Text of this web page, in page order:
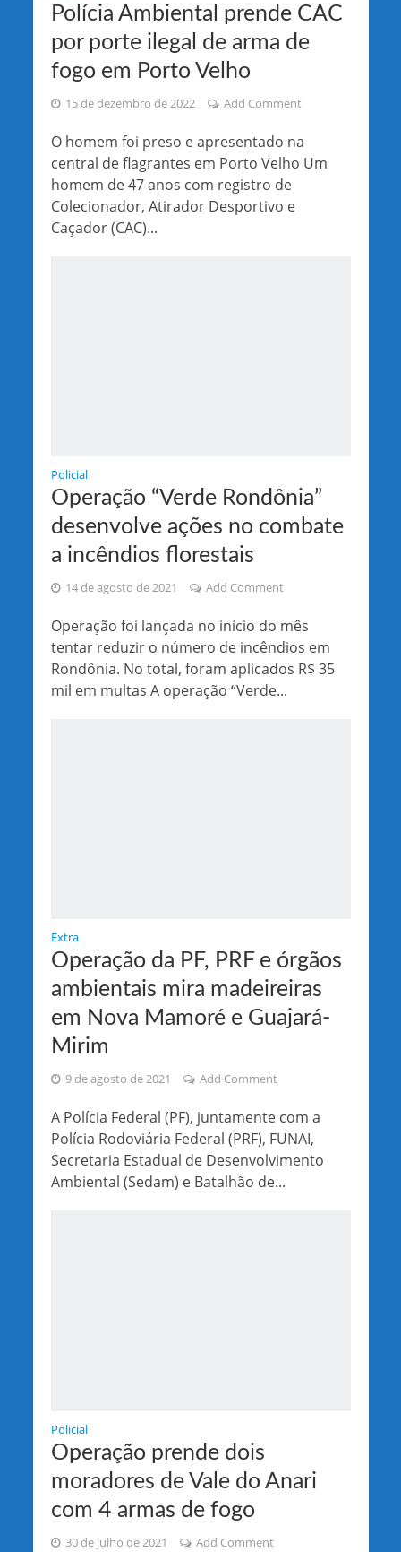
Polícia Ambiental prende CAC
por porte ilegal de arma de
fogo em Porto Velho
15 de dezembro de 2022 Add Comment
O homem foi preso e apresentado na
central de flagrantes em Porto Velho Um
homem de 47 anos com registro de
Colecionador, Atirador Desportivo e
Caçador (CAC)...
Policial
Operação “Verde Rondônia”
desenvolve ações no combate
a incêndios florestais
14 de agosto de 2021 Add Comment
Operação foi lançada no início do mês
tentar reduzir o número de incêndios em
Rondônia. No total, foram aplicados R$ 35
mil em multas A operação “Verde...
Extra
Operação da PF, PRF e órgãos
ambientais mira madeireiras
em Nova Mamoré e Guajará-
Mirim
9 de agosto de 2021 Add Comment
A Polícia Federal (PF), juntamente com a
Polícia Rodoviária Federal (PRF), FUNAI,
Secretaria Estadual de Desenvolvimento
Ambiental (Sedam) e Batalhão de...
Policial
Operação prende dois
moradores de Vale do Anari
com 4 armas de fogo
30 de julho de 2021 Add Comment